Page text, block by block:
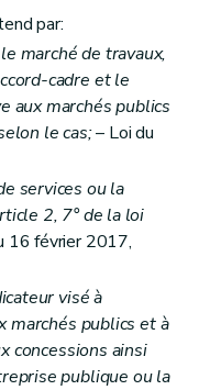
de substitution
de recours
de recours
les seuils européens
participants et des soumissionnaires et délai d'attente
recours
par:
marché de travaux,
cadre et le
aux marchés publics
le cas;– Loi du
services ou la
2, 7° de la loi
16 février 2017,
visé à
marchés publics et à
concessions ainsi
publique ou la